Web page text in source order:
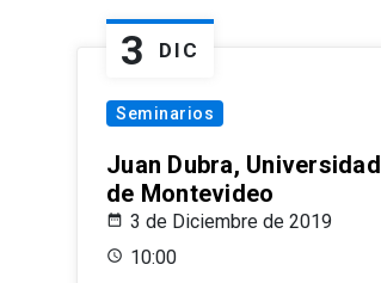
3 DIC
Seminarios
Juan Dubra, Universidad
de Montevideo
3 de Diciembre de 2019
10:00